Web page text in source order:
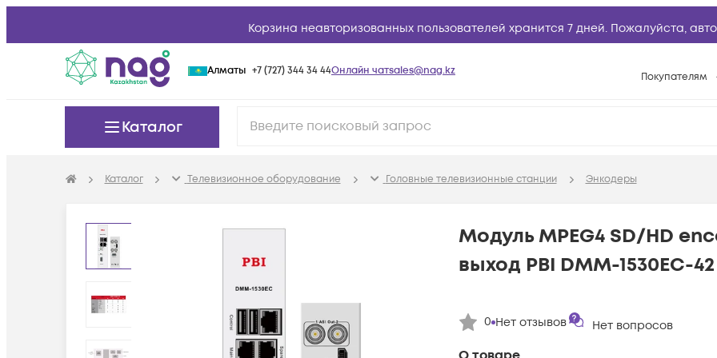
Корзина неавторизованных пользователей хранится 7 дней. Пожалуйста,
Алматы +7 (727) 344 34 44Онлайн чатsales@nag.kz Покупателям
Техническая
База знаний
Каталог
Каталог Телевизионное оборудование Головные телевизионные станции Энкодеры
Модуль MPEG4 SD/HD
выход PBI DMM-1530EC-42
0 Нет отзывов Нет вопросов